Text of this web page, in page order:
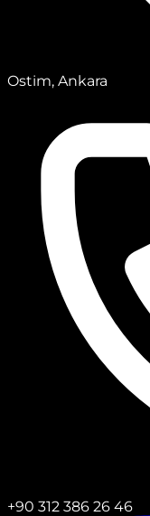
Ostim, Ankara
+90 312 386 26 46